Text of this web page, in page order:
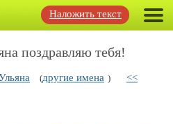
Наложить текст
поздравляю тебя!
(другие имена )
<<